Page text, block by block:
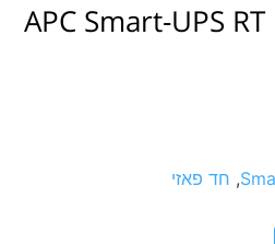
APC Smart-UPS
, חד פאזי